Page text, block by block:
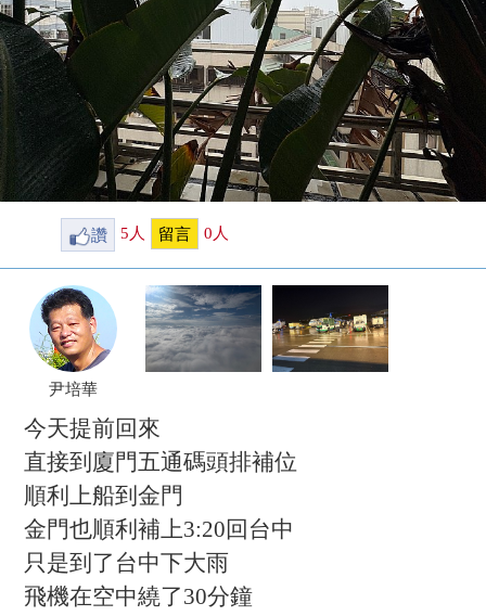
讚 5 人 留言 0 人
尹培華
今天提前回來
直接到廈門五通碼頭排補位
順利上船到金門
金門也順利補上3:20回台中
只是到了台中下大雨
飛機在空中繞了30分鐘